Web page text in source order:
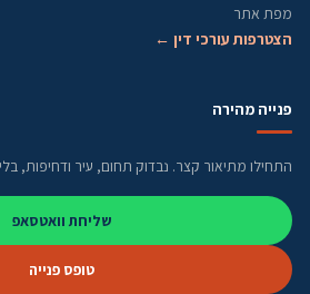
מפת אתר
הצטרפות עורכי דין ←
פנייה מהירה
התחילו מתיאור קצר. נבדוק תחום, עיר ודחיפות,
שליחת וואטסאפ
טופס פנייה